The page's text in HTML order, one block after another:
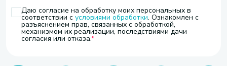
Даю согласие на обработку моих персональных в
соответствии с условиями обработки. Ознакомлен с
разъяснением прав, связанных с обработкой,
механизмом их реализации, последствиями дачи
согласия или отказа.